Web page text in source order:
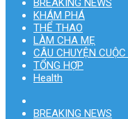
KHÁM PHÁ
THỂ THAO
LÀM CHA MẸ
CÂU CHUYỆN CUỘC
TỔNG HỢP
Health
BREAKING NEWS